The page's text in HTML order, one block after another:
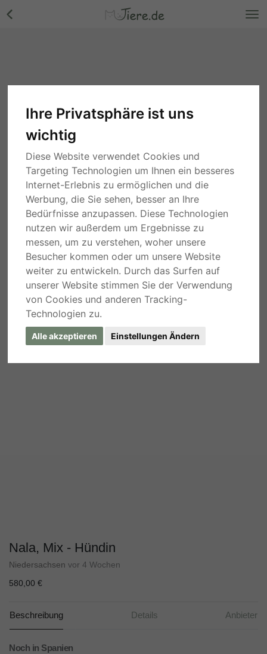
Ihre Privatsphäre ist uns
wichtig
Diese Website verwendet Cookies und
Targeting Technologien um Ihnen ein besseres
Internet-Erlebnis zu ermöglichen und die
Werbung, die Sie sehen, besser an Ihre
Bedürfnisse anzupassen. Diese Technologien
nutzen wir außerdem um Ergebnisse zu
messen, um zu verstehen, woher unsere
Besucher kommen oder um unsere Website
weiter zu entwickeln. Durch das Surfen auf
unserer Website stimmen Sie der Verwendung
von Cookies und anderen Tracking-
Technologien zu.
Alle akzeptieren Einstellungen Ändern
Nala, Mix - Hündin
Niedersachsen vor 4 Wochen
580,00 €
Beschreibung Details Anbieter
Noch in Spanien